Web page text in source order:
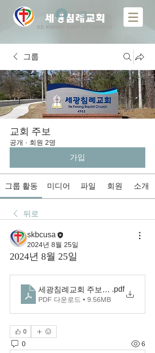
​ 세광침례교회
SE KWANG BAPTIST CHURCH
로그인
그룹
교회 주보
공개 · 회원 2명
가입
그룹 활동 미디어 파일 회원 소개
뒤로
skbcusa
2024년 8월 25일
2024년 8월 25일
세광침례교회 주보(2024.8.25)
.pdf
PDF 다운로드 • 9.56MB
0
0 6